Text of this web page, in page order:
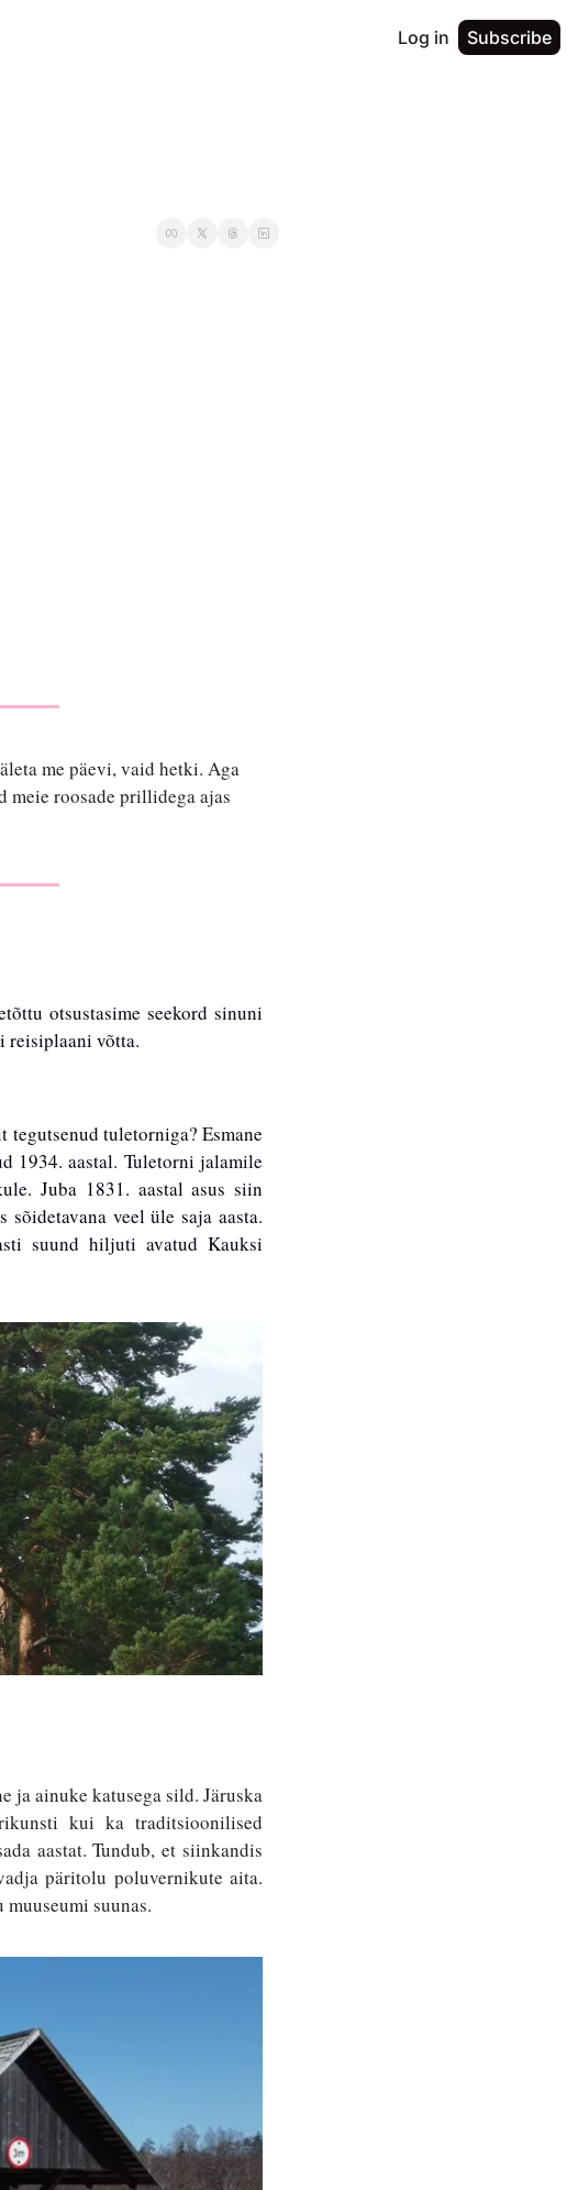
Log in Subscribe
me päevi, vaid hetki. Aga
meie roosade prillidega ajas
otsustasime seekord sinuni
reisiplaani võtta.
tuletorniga? Esmane
1934. aastal. Tuletorni jalamile
Juba 1831. aastal asus siin
veel üle saja aasta.
suund hiljuti avatud Kauksi
ja ainuke katusega sild. Järuska
kui ka traditsioonilised
aastat. Tundub, et siinkandis
päritolu poluvernikute aita.
suunas.